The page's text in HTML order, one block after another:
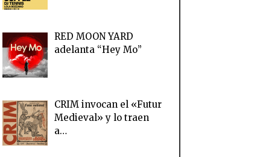
RED MOON YARD
adelanta “Hey Mo”
CRIM invocan el «Futur
Medieval» y lo traen
a…